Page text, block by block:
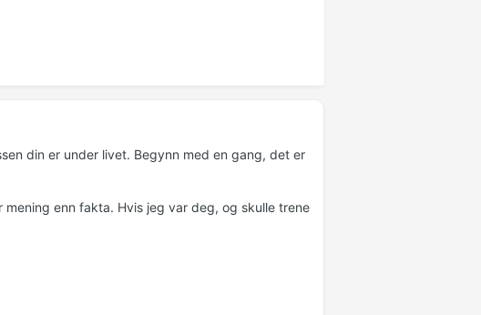
din er under livet. Begynn med en gang, det er
enn fakta. Hvis jeg var deg, og skulle trene